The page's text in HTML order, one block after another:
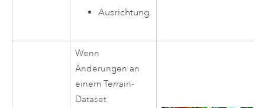
Ausrichtung
Wenn
Änderungen an
einem Terrain-
Dataset